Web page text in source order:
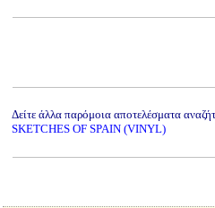
Δείτε άλλα παρόμοια αποτελέσματα
SKETCHES OF SPAIN (VINYL)